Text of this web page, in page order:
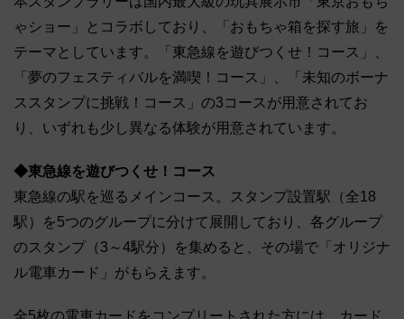
ゃショー」とコラボしており、「おもちゃ箱を探す旅」を
テーマとしています。「東急線を遊びつくせ！コース」、
「夢のフェスティバルを満喫！コース」、「未知のボーナ
ススタンプに挑戦！コース」の3コースが用意されてお
り、いずれも少し異なる体験が用意されています。
◆東急線を遊びつくせ！コース
東急線の駅を巡るメインコース。スタンプ設置駅（全18
駅）を5つのグループに分けて展開しており、各グループ
のスタンプ（3～4駅分）を集めると、その場で「オリジナ
ル電車カード」がもらえます。